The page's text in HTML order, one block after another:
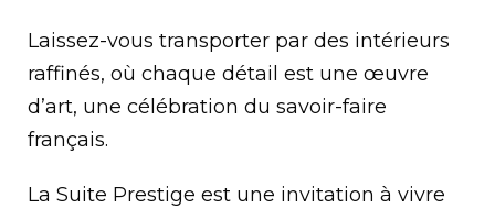
Laissez-vous transporter par des intérieurs
raffinés, où chaque détail est une œuvre
d’art, une célébration du savoir-faire
français.
La Suite Prestige est une invitation à vivre